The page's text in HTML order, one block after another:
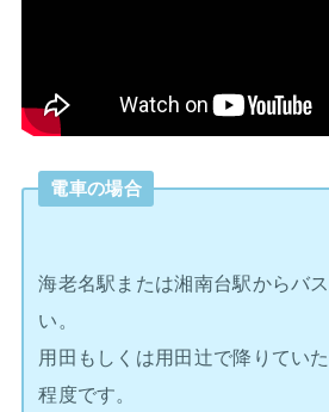
電車の場合
海老名駅または湘南台駅からバ
い。
用田もしくは用田辻で降りてい
程度です。